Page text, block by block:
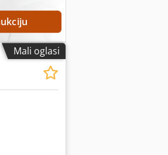
Mali oglasi